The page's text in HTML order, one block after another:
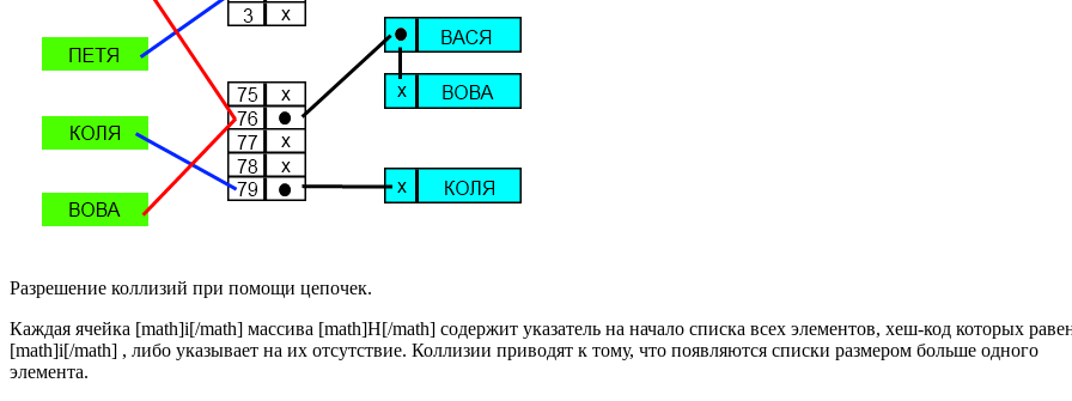
Разрешение коллизий при помощи цепочек.
Каждая ячейка [math]i[/math] массива [math]H[/math] содержит указатель на начало списка всех элементов, хеш-код которых
[math]i[/math] , либо указывает на их отсутствие. Коллизии приводят к тому, что появляются списки размером больше одного
элемента.